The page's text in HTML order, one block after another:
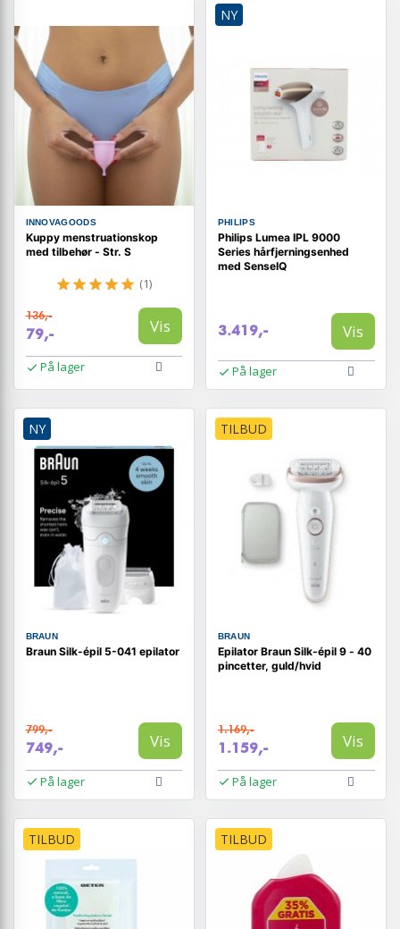
INNOVAGOODS
Kuppy menstruationskop
med tilbehør - Str. S
(1)
136,-
79,- Vis
På lager
NY
PHILIPS
Philips Lumea IPL 9000
Series hårfjerningsenhed
med SenseIQ
3.419,- Vis
På lager
NY
BRAUN
Braun Silk-épil 5-041 epilator
799,-
749,- Vis
På lager
TILBUD
BRAUN
Epilator Braun Silk-épil 9 - 40
pincetter, guld/hvid
1.169,-
1.159,- Vis
På lager
TILBUD TILBUD